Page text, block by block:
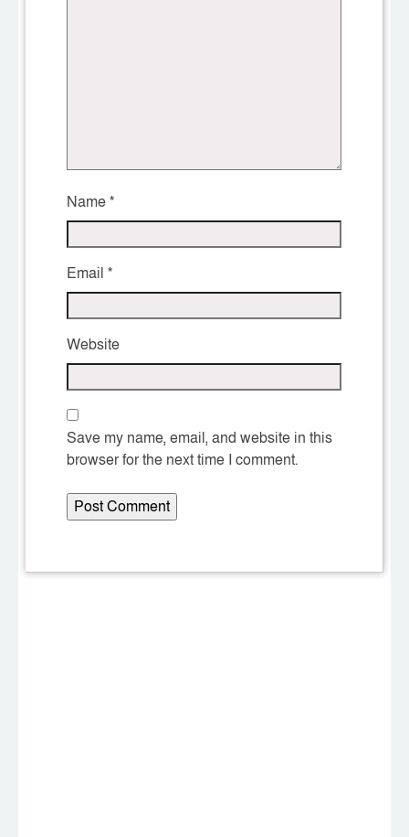
Name*
Email *
Website
Save my name, email, and website in this
browser for the next time I comment.